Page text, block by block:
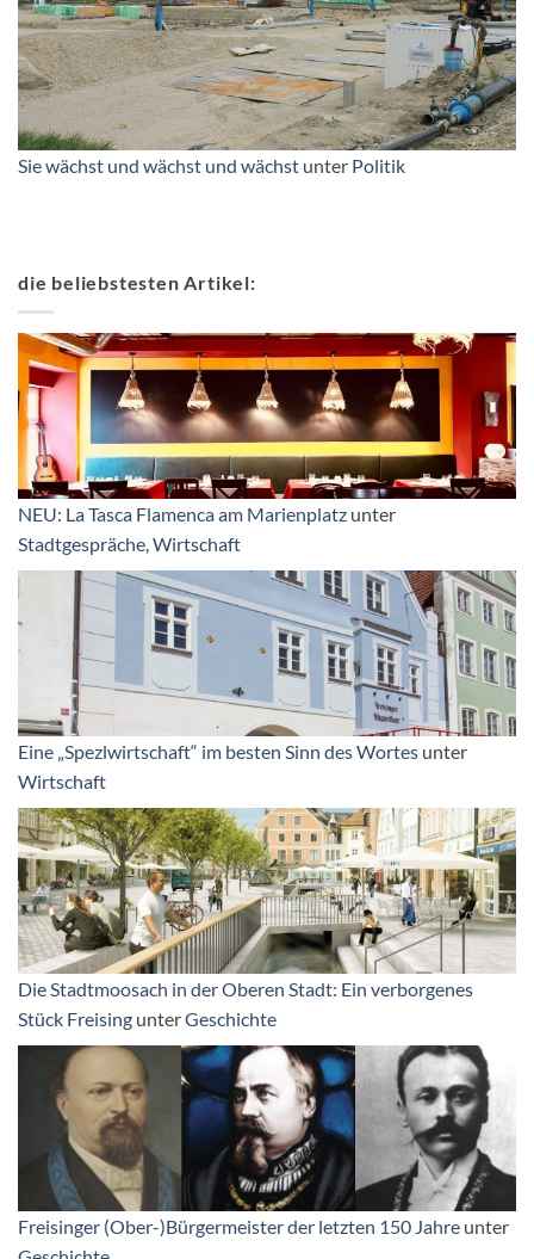
Sie wächst und wächst und wächst unter Politik
die beliebstesten Artikel:
NEU: La Tasca Flamenca am Marienplatz unter
Stadtgespräche,Wirtschaft
Eine „Spezlwirtschaft“ im besten Sinn des Wortes unter
Wirtschaft
Die Stadtmoosach in der Oberen Stadt: Ein verborgenes
Stück Freising unterGeschichte
Freisinger (Ober-)Bürgermeister der letzten 150 Jahre unter